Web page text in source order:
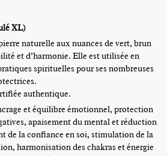
XL)
naturelle aux nuances de vert, brun
et d’harmonie. Elle est utilisée en
spirituelles pour ses nombreuses
authentique.
et équilibre émotionnel, protection
apaisement du mental et réduction
de la confiance en soi, stimulation de la
harmonisation des chakras et énergie